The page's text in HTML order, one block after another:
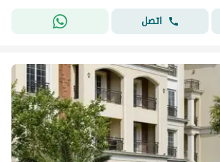
اتصل